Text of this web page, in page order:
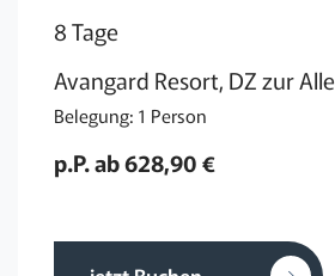
8 Tage
Avangard Resort, DZ zur
Belegung: 1 Person
p.P. ab 628,90 €